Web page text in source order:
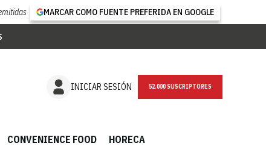
MARCAR COMO FUENTE PREFERIDA EN GOOGLE
INICIAR SESIÓN NEWSLETTER
CONVENIENCE FOOD HORECA